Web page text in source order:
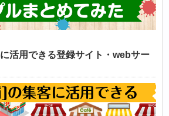
活用できる登録サイト・webサー